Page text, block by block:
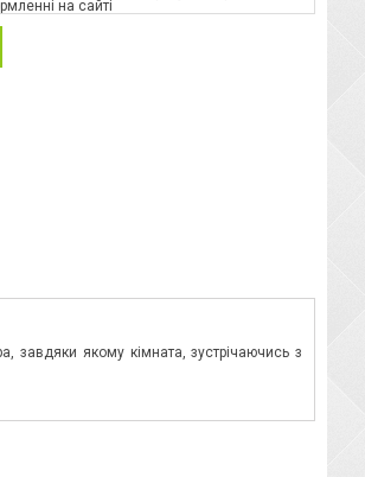
на сайті
завдяки якому кімната, зустрічаючись з